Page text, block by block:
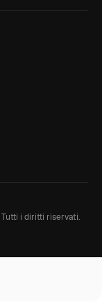
Tutti i diritti riservati.